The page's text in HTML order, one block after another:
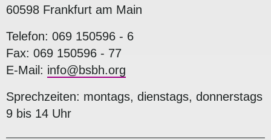
60598 Frankfurt am Main
Telefon: 069 150596 - 6
Fax: 069 150596 - 77
E-Mail: info@bsbh.org
Sprechzeiten: montags, dienstags, donnerstags
9 bis 14 Uhr